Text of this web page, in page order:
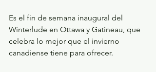
Es el fin de semana inaugural del
Winterlude en Ottawa y Gatineau, que
celebra lo mejor que el invierno
canadiense tiene para ofrecer.